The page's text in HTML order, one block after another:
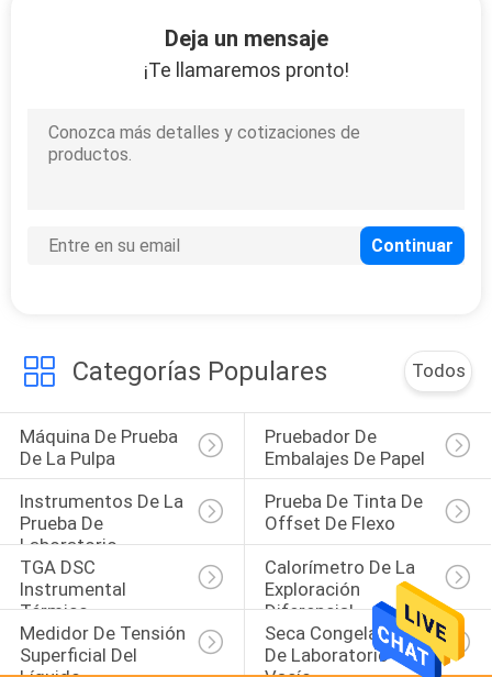
disolución de las
Máquina de prueba
Máquina de prueba
de goma plástica
4
Deja un mensaje
¡Te llamaremos pronto!
Categorías Populares Todos
Máquina De Prueba
De La Pulpa
Pruebador De
Embalajes De Papel
Instrumentos De La
Prueba De
Laboratorio
Prueba De Tinta De
Offset De Flexo
TGA DSC
Instrumental
Térmico
Calorímetro De La
Exploración
Diferencial
Medidor De Tensión
Superficial Del
Seca Congeladora
De Laboratorio Con